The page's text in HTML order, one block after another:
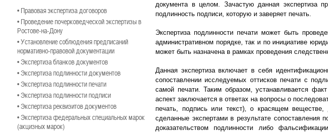
• Правовая экспертиза договоров
• Проведение почерковедческой экспертизы в
Ростове-на-Дону
• Установление соблюдения предписаний
нормативно-правовой документации
• Экспертиза бланков документов
• Экспертиза подлинности документов
• Экспертиза подлинности печати
• Экспертиза подлинности подписи
• Экспертиза реквизитов документов
• Экспертиза федеральных специальных марок
(акцизных марок)
документа в целом. Зачастую данная экспертиза
подлинность подписи, которую и заверяет печать.
Экспертиза подлинности печати может быть
административном порядке, так и по инициативе
может быть назначена в рамках проведения
Данная экспертиза включает в себя
сопоставлении исследуемых оттисков печати с
самой печати. Таким образом, устанавливается
аспект заключается в ответах на вопросы о
печать, подпись или текст), о красящем веществе,
сделанные экспертами в результате
доказательством подлинности либо